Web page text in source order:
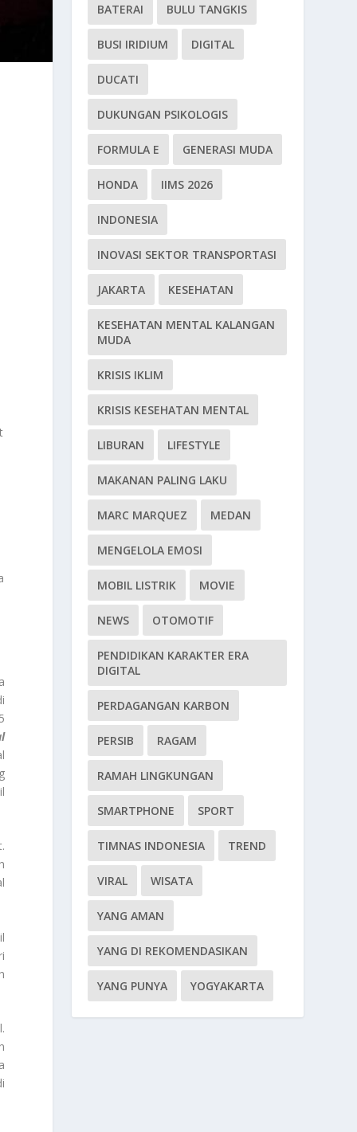
BATERAI BULU TANGKIS
BUSI IRIDIUM DIGITAL
DUCATI
DUKUNGAN PSIKOLOGIS
FORMULA E GENERASI MUDA
HONDA IIMS 2026
INDONESIA
INOVASI SEKTOR TRANSPORTASI
JAKARTA KESEHATAN
KESEHATAN MENTAL KALANGAN
MUDA
KRISIS IKLIM
KRISIS KESEHATAN MENTAL
LIBURAN LIFESTYLE
MAKANAN PALING LAKU
MARC MARQUEZ MEDAN
MENGELOLA EMOSI
MOBIL LISTRIK MOVIE
NEWS OTOMOTIF
PENDIDIKAN KARAKTER ERA
DIGITAL
PERDAGANGAN KARBON
PERSIB RAGAM
RAMAH LINGKUNGAN
SMARTPHONE SPORT
TIMNAS INDONESIA TREND
VIRAL WISATA
YANG AMAN
YANG DI REKOMENDASIKAN
YANG PUNYA YOGYAKARTA